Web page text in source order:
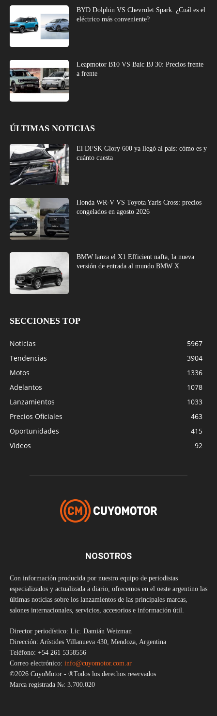
BYD Dolphin VS Chevrolet Spark: ¿Cuál es el
eléctrico más conveniente?
Leapmotor B10 VS Baic BJ 30: Precios frente
a frente
ÚLTIMAS NOTICIAS
El DFSK Glory 600 ya llegó al país: cómo es y
cuánto cuesta
Honda WR-V VS Toyota Yaris Cross: precios
congelados en agosto 2026
BMW lanza el X1 Efficient nafta, la nueva
versión de entrada al mundo BMW X
SECCIONES TOP
Noticias
5967
Tendencias
3904
Motos
1336
Adelantos
1078
Lanzamientos
1033
Precios Oficiales
463
Oportunidades
415
Videos
92
NOSOTROS
Con información producida por nuestro equipo de periodistas
especializados y actualizada a diario, ofrecemos en el oeste argentino las
últimas noticias sobre los lanzamientos de las principales marcas,
salones internacionales, servicios, accesorios e información útil.
Director periodístico: Lic. Damián Weizman
Dirección: Arístides Villanueva 430, Mendoza, Argentina
Teléfono: +54 261 5358556
Correo electrónico: info@cuyomotor.com.ar
©2026 CuyoMotor - ®Todos los derechos reservados
Marca registrada №: 3.700.020